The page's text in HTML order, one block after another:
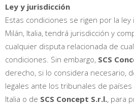
Ley y jurisdicción
Estas condiciones se rigen por la ley
Milán, Italia, tendrá jurisdicción y
cualquier disputa relacionada de
condiciones. Sin embargo, SCS
derecho, si lo considera necesario,
legales ante los tribunales de
Italia o de SCS Concept S.r.l., para